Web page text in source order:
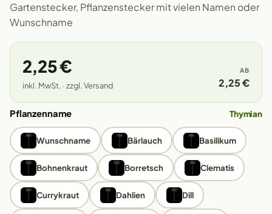
Gartenstecker, Pflanzenstecker mit vielen Namen oder
Wunschname
2,25 €
inkl. MwSt. · zzgl. Versand
AB
2,25 €
Pflanzenname Thymian
Wunschname Bärlauch Basilikum
Bohnenkraut Borretsch Clematis
Currykraut Dahlien Dill